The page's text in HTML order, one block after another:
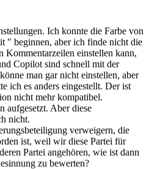
Ich konnte die Farbe von
" beginnen, aber ich finde nicht die
Kommentarzeilen einstellen kann,
Copilot sind schnell mit der
man gar nicht einstellen, aber
ich es anders eingestellt. Der ist
nicht mehr kompatibel.
aufgesetzt. Aber diese
nicht.
verweigern, die
ist, weil wir diese Partei für
Partei angehören, wie ist dann
zu bewerten?